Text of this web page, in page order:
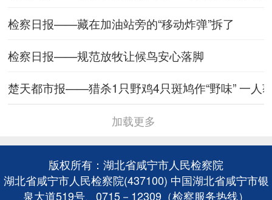
检察日报——藏在加油站旁的“移动炸弹”拆了
检察日报——规范放牧让候鸟安心落脚
楚天都市报——猎杀1只野鸡4只斑鸠作“野味” 一人
加载更多
版权所有：湖北省咸宁市人民检察院
湖北省咸宁市人民检察院(437100) 中国湖北省咸宁市银
泉大道519号、0715－12309（检察服务热线）